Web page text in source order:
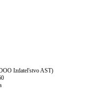
Izdatel'stvo AST)